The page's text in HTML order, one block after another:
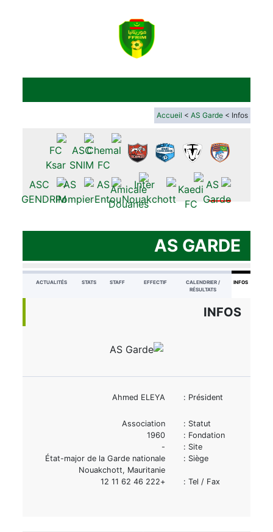
Accueil < AS Garde< Infos
AS GARDE
INFOS
CALENDRIER /
RÉSULTATS
EFFECTIF
STAFF
STATS
ACTUALITÉS
INFOS
Président :
Ahmed ELEYA
Statut :
Association
Fondation :
1960
Site :
-
Siège :
État-major de la Garde nationale
Nouakchott, Mauritanie
Tel / Fax :
+222 46 62 11 12